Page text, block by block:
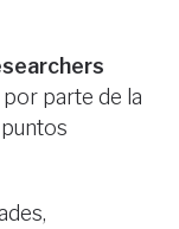
parte de la